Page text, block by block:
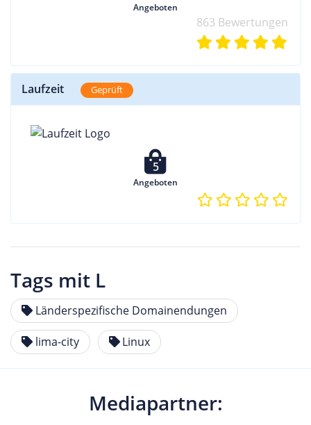
Angeboten
863 Bewertungen
Laufzeit Geprüft
5
Angeboten
Tags mit L
Länderspezifische Domainendungen
lima-city Linux
Mediapartner: